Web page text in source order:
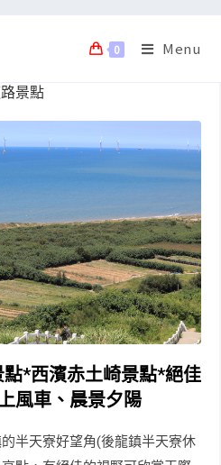
0 Menu
景點
*西濱赤土崎景點*絕佳
風車、晨景夕陽
半天寮好望角(後龍鎮半天寮休